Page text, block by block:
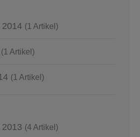
2014 (1 Artikel)
(1 Artikel)
(1 Artikel)
(4 Artikel)